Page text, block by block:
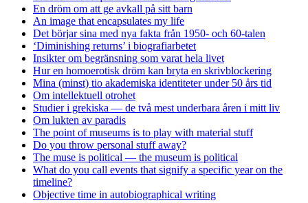
En dröm om att ge avkall på sitt barn
An image that encapsulates my life
Det börjar sina med nya fakta från 1950- och 60-talen
‘Diminishing returns’ i biografiarbetet
Insikter om begränsning som varat hela livet
Hur en homoerotisk dröm kan bryta en skrivblockering
Mina (minst) tio akademiska identiteter under 50 års tid
Om intellektuell otrohet
Studier i grekiska — de två mest underbara åren i mitt liv
Om lukten av paradis
The point of museums is to play with material stuff
Do you throw personal stuff away?
The muse is political — the museum is political
What do you call events that signify a specific year on the
timeline?
Objective time in autobiographical writing